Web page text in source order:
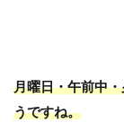
月曜日・午前中
うですね。